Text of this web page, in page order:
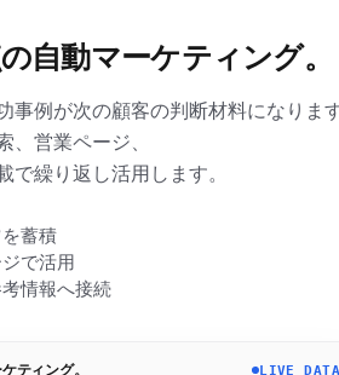
自動マーケティング。
事例が次の顧客の判断材料になりま
、営業ページ、
で繰り返し活用します。
蓄積
で活用
情報へ接続
ティング。 LIVE DATA